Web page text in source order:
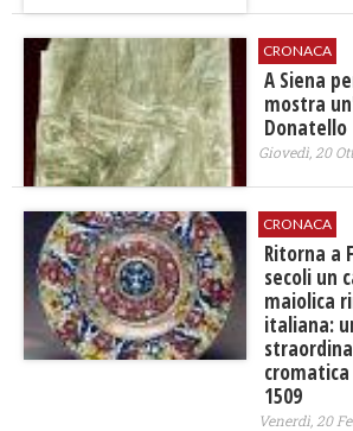
CRONACA
A Siena
mostra
Donatello
Giovedì, 20
CRONACA
Ritorna a
secoli un
maiolica
italiana:
1509
Venerdì, 20